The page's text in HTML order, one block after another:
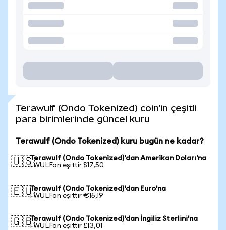
Terawulf (Ondo Tokenized) coin'in çeşitli
para birimlerinde güncel kuru
Terawulf (Ondo Tokenized) kuru bugün ne kadar?
🇺🇸Terawulf (Ondo Tokenized)'dan Amerikan Doları'na
1 WULFon eşittir $17,50
🇪🇺Terawulf (Ondo Tokenized)'dan Euro'na
1 WULFon eşittir €15,19
🇬🇧Terawulf (Ondo Tokenized)'dan İngiliz Sterlini'na
1 WULFon eşittir £13,01